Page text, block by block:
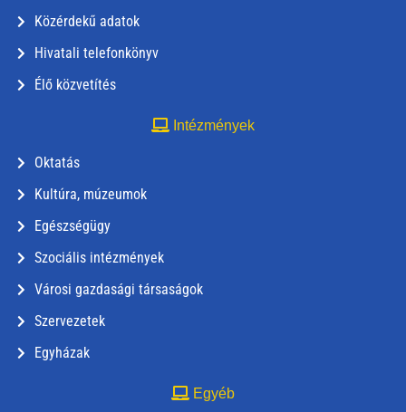
Közérdekű adatok
Hivatali telefonkönyv
Élő közvetítés
Intézmények
Oktatás
Kultúra, múzeumok
Egészségügy
Szociális intézmények
Városi gazdasági társaságok
Szervezetek
Egyházak
Egyéb